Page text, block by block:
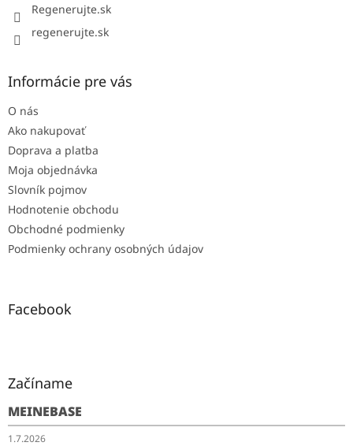
Regenerujte.sk
regenerujte.sk
Informácie pre vás
O nás
Ako nakupovať
Doprava a platba
Moja objednávka
Slovník pojmov
Hodnotenie obchodu
Obchodné podmienky
Podmienky ochrany osobných údajov
Facebook
Začíname
MEINEBASE
1.7.2026